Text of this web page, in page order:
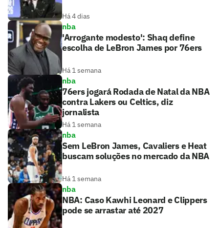
Há 4 dias
nba
'Arrogante modesto': Shaq define
escolha de LeBron James por 76ers
Há 1 semana
nba
76ers jogará Rodada de Natal da NBA
contra Lakers ou Celtics, diz
jornalista
Há 1 semana
nba
Sem LeBron James, Cavaliers e Heat
buscam soluções no mercado da NBA
Há 1 semana
nba
NBA: Caso Kawhi Leonard e Clippers
pode se arrastar até 2027